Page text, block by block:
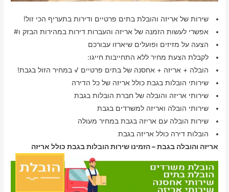
שירות של אריזה והובלת בתים פרטיים ודירות בתעריף הכי זול!
אפשרי לעשות הזמנה של אריזה והעברות דירות במהירות הבזק ו#
הצעה על מזיזים ופועלים שיארזו עבורכם
לקבלת הצעת מחיר ללא התחייבות חייגו:
הובלה + אריזה + אחסנה של בתים פרטיים √ במחיר הזול בגבת!
שירותי הובלות בגבת כולל אריזה של כל הדירה
שירותי אריזה והובלה של חברת הובלות בגבת
שירותי הובלה ואריזה למשרדים בגבת
שירות הובלה עם אריזה בגבת במחיר מעולה
הובלות דירה כולל אריזה בגבת
אריזה והובלה בגבת – הזמינו שירות הובלות בגבת כולל אריזה